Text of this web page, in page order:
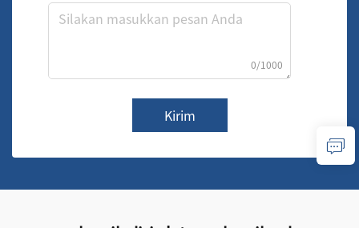
0/1000
Kirim